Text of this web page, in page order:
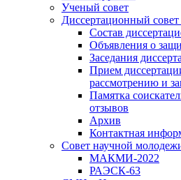
Ученый совет
Диссертационный совет
Состав
Объявления о
Заседания
Прием
рассмотрению и
Памятка
отзывов
Архив
Контактная
Совет научной
МАКМИ-2022
РАЭСК-63